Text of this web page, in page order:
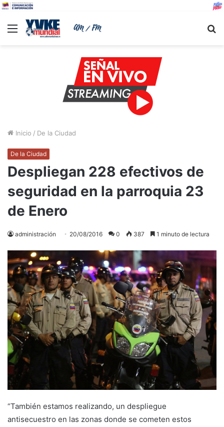
Menu
Inicio / De la Ciudad
De la Ciudad
Despliegan 228 efectivos de
seguridad en la parroquia 23
de Enero
administración 20/08/2016 0 387 1 minuto de lectura
“También estamos realizando, un despliegue
antisecuestro en las zonas donde se cometen estos